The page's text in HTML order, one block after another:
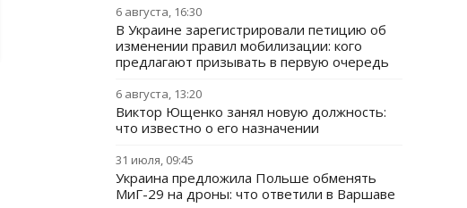
6 августа, 16:30
В Украине зарегистрировали петицию об
изменении правил мобилизации: кого
предлагают призывать в первую очередь
6 августа, 13:20
Виктор Ющенко занял новую должность:
что известно о его назначении
31 июля, 09:45
Украина предложила Польше обменять
МиГ-29 на дроны: что ответили в Варшаве